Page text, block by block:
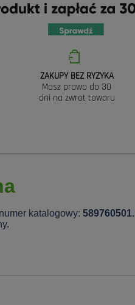
ZAKUPY BEZ RYZYKA
Masz prawo do 30
dni na zwrot towaru
katalogowy: 589760501.